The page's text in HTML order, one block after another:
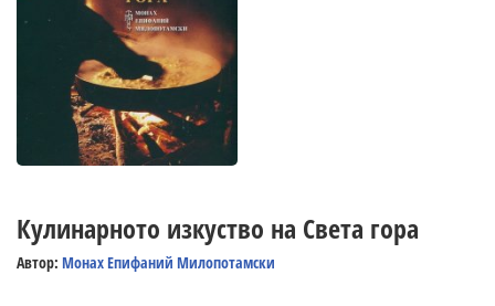
Кулинарното изкуство на Света гора
Автор: Монах Епифаний Милопотамски